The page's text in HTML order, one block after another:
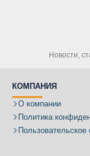
Новости,
КОМПАНИЯ
О компании
Политика
Пользовательское